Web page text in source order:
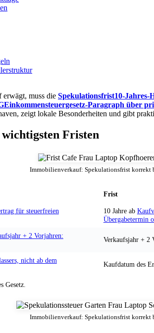
erwägt, muss die Spekulationsfrist10-Jahres-
Einkommensteuergesetz-Paragraph über
zeigt lokale Besonderheiten und gibt
Fristen
Immobilienverkauf: Spekulationsfrist korrekt
Frist
für steuerfreien
10 Jahre ab
Übergabetermin
+ 2 Vorjahren:
Verkaufsjahr + 2
nicht ab dem
Kaufdatum des
Gesetz.
Immobilienverkauf: Spekulationsfrist korrekt